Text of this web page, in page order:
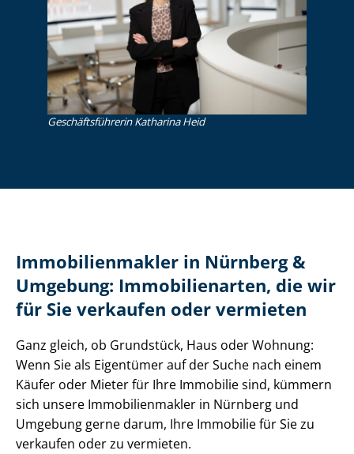
Ge­schäfts­füh­re­rin Katharina Heid
Im­mo­bi­li­en­mak­ler in Nürnberg &
Umgebung: Immobilienarten, die wir
für Sie verkaufen oder vermieten
Ganz gleich, ob Grundstück, Haus oder Wohnung:
Wenn Sie als Eigentümer auf der Suche nach einem
Käufer oder Mieter für Ihre Immobilie sind, kümmern
sich unsere Im­mo­bi­li­en­mak­ler in Nürnberg und
Umgebung gerne darum, Ihre Immobilie für Sie zu
verkaufen oder zu vermieten.